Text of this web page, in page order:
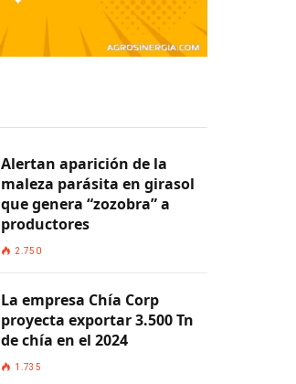
Alertan aparición de la
maleza parásita en girasol
que genera “zozobra” a
productores
2.750
La empresa Chía Corp
proyecta exportar 3.500 Tn
de chía en el 2024
1.735